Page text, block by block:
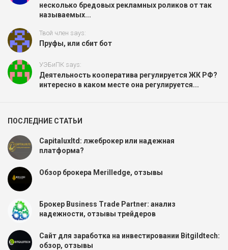
несколько бредовых рекламных роликов от так
называемых...
Твой член says:
Пруфы, или сбит бот
УЭБиПК says:
Деятельность кооператива регулируется ЖК РФ?
интересно в каком месте она регулируется...
ПОСЛЕДНИЕ СТАТЬИ
Capitaluxltd: лжеброкер или надежная
платформа?
Обзор брокера Merilledge, отзывы
Брокер Business Trade Partner: анализ
надежности, отзывы трейдеров
Сайт для заработка на инвестировании Bitgildtech:
обзор, отзывы